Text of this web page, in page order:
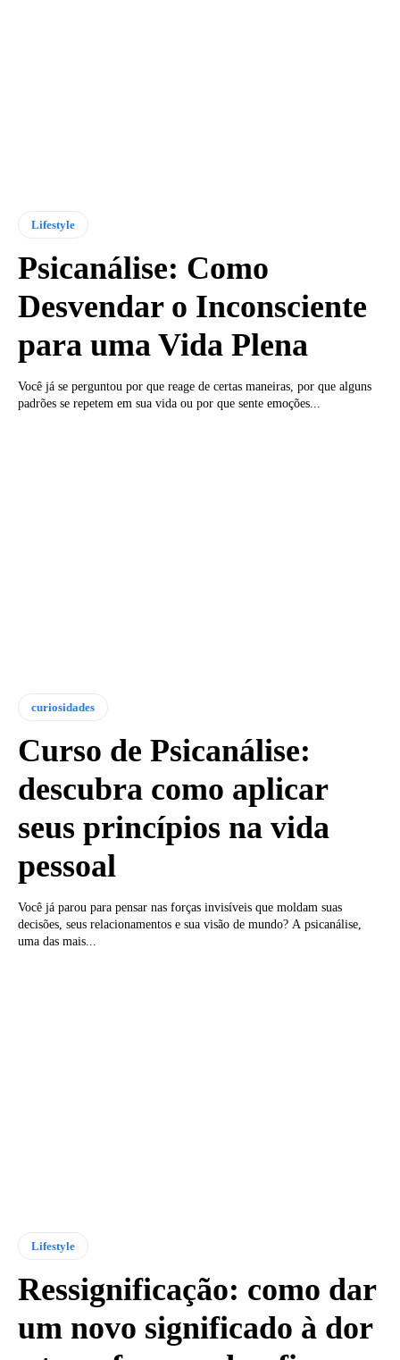
Lifestyle
Psicanálise: Como
Desvendar o Inconsciente
para uma Vida Plena
Você já se perguntou por que reage de certas maneiras, por que alguns
padrões se repetem em sua vida ou por que sente emoções...
curiosidades
Curso de Psicanálise:
descubra como aplicar
seus princípios na vida
pessoal
Você já parou para pensar nas forças invisíveis que moldam suas
decisões, seus relacionamentos e sua visão de mundo? A psicanálise,
uma das mais...
Lifestyle
Ressignificação: como dar
um novo significado à dor